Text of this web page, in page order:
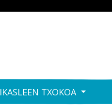
IKASLEEN TXOKOA